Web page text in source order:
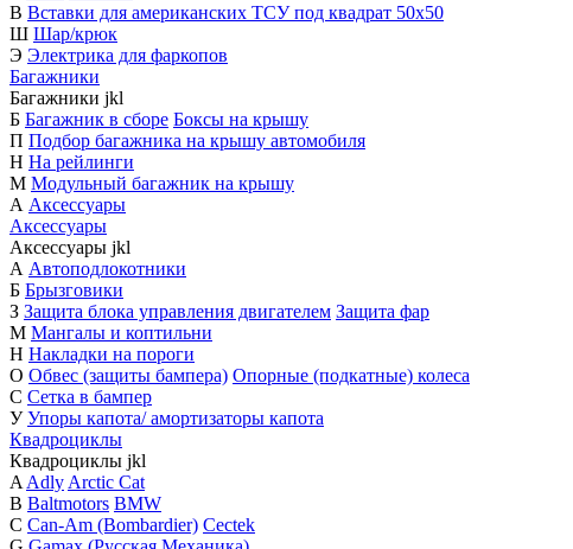
В Вставки для американских ТСУ под квадрат 50х50
Ш Шар/крюк
Э Электрика для фаркопов
Багажники
Багажники jkl
Б Багажник в сборе Боксы на крышу
П Подбор багажника на крышу автомобиля
Н На рейлинги
М Модульный багажник на крышу
А Аксессуары
Аксессуары
Аксессуары jkl
А Автоподлокотники
Б Брызговики
З Защита блока управления двигателем Защита фар
М Мангалы и коптильни
Н Накладки на пороги
О Обвес (защиты бампера) Опорные (подкатные) колеса
С Сетка в бампер
У Упоры капота/ амортизаторы капота
Квадроциклы
Квадроциклы jkl
AAdlyArctic Cat
B Baltmotors BMW
C Can-Am (Bombardier) Cectek